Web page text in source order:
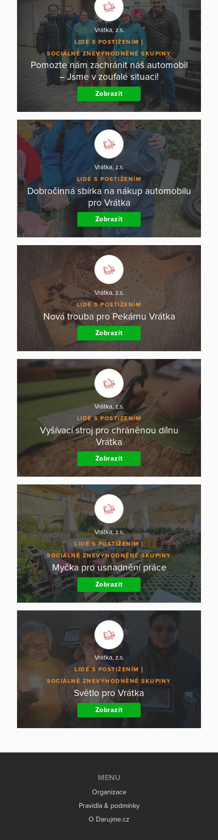
Vrátka, z.s.
LIDÉ S POSTIŽENÍM
SOCIÁLNĚ ZNEVÝHODNĚNÉ SKUPINY
Pomozte nám zachránit náš automobil
– Jsme v zoufalé situaci!
Zobrazit
Vrátka, z.s.
LIDÉ S POSTIŽENÍM
Dobročinná sbírka na nákup automobilu
pro Vrátka
Zobrazit
Vrátka, z.s.
LIDÉ S POSTIŽENÍM
Nová trouba pro Pekárnu Vrátka
Zobrazit
Vrátka, z.s.
LIDÉ S POSTIŽENÍM
Vyšívací stroj pro chráněnou dílnu
Vrátka
Zobrazit
Vrátka, z.s.
LIDÉ S POSTIŽENÍM
SOCIÁLNĚ ZNEVÝHODNĚNÉ SKUPINY
Myčka pro usnadnění práce
Zobrazit
Vrátka, z.s.
LIDÉ S POSTIŽENÍM
SOCIÁLNĚ ZNEVÝHODNĚNÉ SKUPINY
Světlo pro Vrátka
Zobrazit
MENU
Organizace
Pravidla & podmínky
O Darujme.cz